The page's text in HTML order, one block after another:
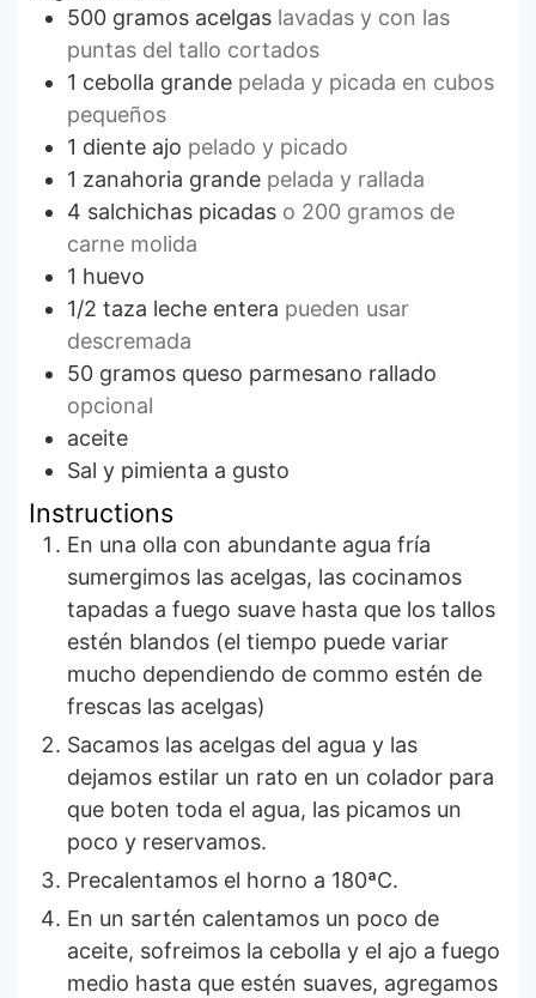
500 gramos acelgas lavadas y con las
puntas del tallo cortados
1 cebolla grande pelada y picada en cubos
pequeños
1 diente ajo pelado y picado
1 zanahoria grande pelada y rallada
4 salchichas picadas o 200 gramos de
carne molida
1 huevo
1/2 taza leche entera pueden usar
descremada
50 gramos queso parmesano rallado
opcional
aceite
Sal y pimienta a gusto
Instructions
En una olla con abundante agua fría
sumergimos las acelgas, las cocinamos
tapadas a fuego suave hasta que los tallos
estén blandos (el tiempo puede variar
mucho dependiendo de commo estén de
frescas las acelgas)
Sacamos las acelgas del agua y las
dejamos estilar un rato en un colador para
que boten toda el agua, las picamos un
poco y reservamos.
Precalentamos el horno a 180ªC.
En un sartén calentamos un poco de
aceite, sofreimos la cebolla y el ajo a fuego
medio hasta que estén suaves, agregamos